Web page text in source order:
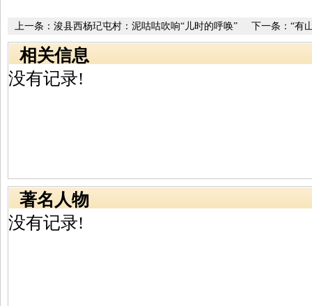
下一条： “有
二 古庙会“
上一条： 浚县西杨玘屯村：泥咕咕吹响“儿时的呼唤”
相关信息
没有记录!
著名人物
没有记录!